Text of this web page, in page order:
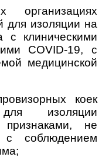
для изоляции на
с клиническими
COVID-19, с
медицинской
коек
для изоляции
не
с соблюдением